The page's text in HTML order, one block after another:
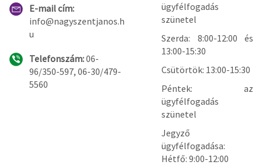
E-mail cím:
info@nagyszentjanos.h
u
Telefonszám:06-
96/350-597, 06-30/479-
5560
ügyfélfogadás
szünetel
Szerda: 8:00-12:00 és
13:00-15:30
Csütörtök: 13:00-15:30
Péntek: az
ügyfélfogadás
szünetel
Jegyző
ügyfélfogadása:
Hétfő: 9:00-12:00